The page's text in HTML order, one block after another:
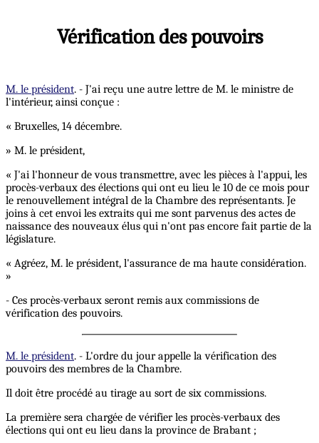
Vérification des pouvoirs
M. le président. - J'ai reçu une autre lettre de M. le ministre de
l'intérieur, ainsi conçue :
« Bruxelles, 14 décembre.
» M. le président,
« J'ai l'honneur de vous transmettre, avec les pièces à l'appui, les
procès-verbaux des élections qui ont eu lieu le 10 de ce mois pour
le renouvellement intégral de la Chambre des représentants. Je
joins à cet envoi les extraits qui me sont parvenus des actes de
naissance des nouveaux élus qui n'ont pas encore fait partie de la
législature.
« Agréez, M. le président, l'assurance de ma haute considération.
»
- Ces procès-verbaux seront remis aux commissions de
vérification des pouvoirs.
M. le président. - L'ordre du jour appelle la vérification des
pouvoirs des membres de la Chambre.
Il doit être procédé au tirage au sort de six commissions.
La première sera chargée de vérifier les procès-verbaux des
élections qui ont eu lieu dans la province de Brabant ;